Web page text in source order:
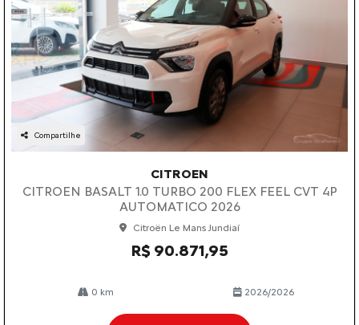
Compartilhe
CITROEN
CITROEN BASALT 1.0 TURBO 200 FLEX FEEL CVT 4P
AUTOMATICO 2026
Citroën Le Mans Jundiaí
R$ 90.871,95
0 km 2026/2026